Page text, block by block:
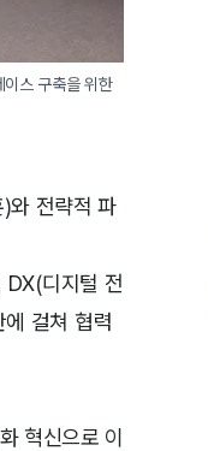
와 전략적 파
디지털 전
걸쳐 협력
혁신으로 이